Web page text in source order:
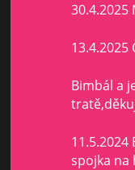
13.4.2025
Bimbál a
11.5.2024
spojka na